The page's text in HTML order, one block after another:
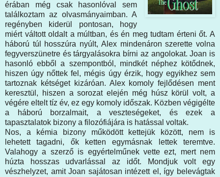
érában még csak hasonlóval sem
találkoztam az olvasmányaimban. A
regényben kiderül pontosan, hogy
miért váltott oldalt a múltban, és én meg tudtam érteni őt. A
háború túl hosszúra nyúlt, Alex mindenáron szerette volna
fegyverszünetre és tárgyalásokra bírni az angolokat. Joan is
hasonló ebből a szempontból, mindkét néphez kötődnek,
hiszen úgy nőttek fel, mégis úgy érzik, hogy egyikhez sem
tartoznak kétséget kizáróan. Alex komoly fejlődésen ment
keresztül, hiszen a sorozat elején még húsz körül volt, a
végére eltelt tíz év, ez egy komoly időszak. Közben végigélte
a háború borzalmait, a veszteségeket, és ezek a
tapasztalatok bizony a filozófiájára is hatással voltak.
Nos, a kémia bizony működött kettejük között, nem is
lehetett tagadni, ők ketten egymásnak lettek teremtve.
Valahogy a szerző is egyértelműnek vette ezt, mert nem
húzta hosszas udvarlással az időt. Mondjuk volt egy
vészhelyzet, amit Joan sajátosan intézett el, így belevágtak